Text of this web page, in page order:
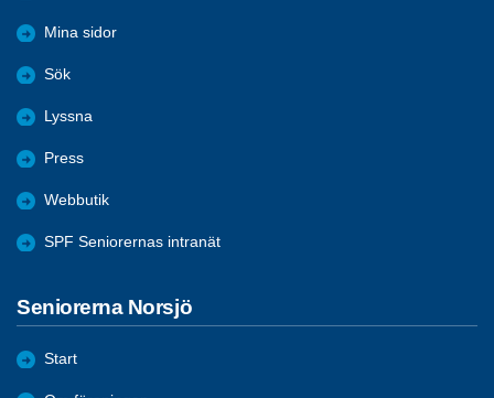
Mina sidor
Sök
Lyssna
Press
Webbutik
SPF Seniorernas intranät
Seniorerna Norsjö
Start